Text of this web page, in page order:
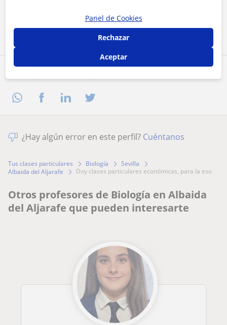
Contactar ahora
¿Hay algún error en este perfil? Cuéntanos
Tus clases particulares Biología
Sevilla
Albaida del Aljarafe
doy clases particulares económicas, para la eso
Otros profesores de Biología en Albaida
del Aljarafe que pueden interesarte
Panel de Cookies
Rechazar
Aceptar